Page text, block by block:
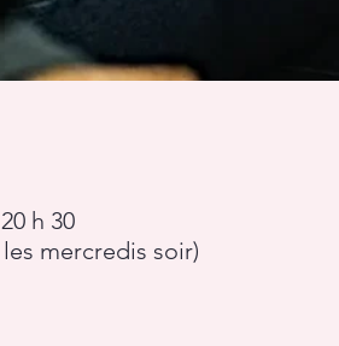
h 30
les mercredis soir)